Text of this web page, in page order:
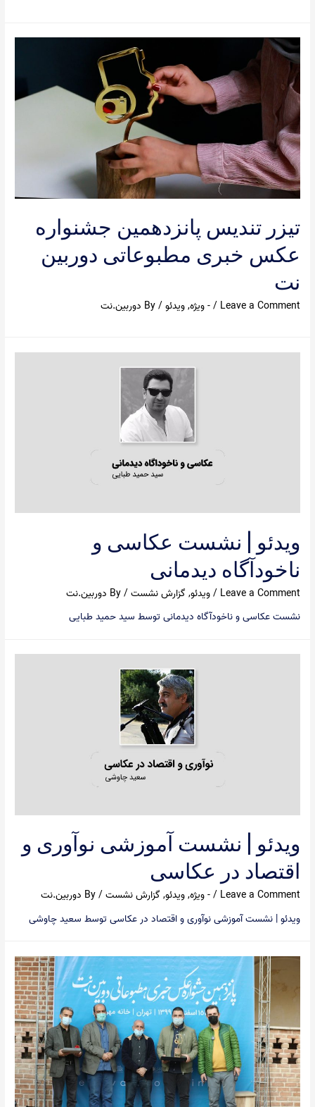
تیزر تندیس پانزدهمین جشنواره
عکس خبری مطبوعاتی دوربین
نت
Leave a Comment
/- ویژه,ویدئو/ By دوربین.نت
ویدئو | نشست عکاسی و
ناخودآگاه دیدمانی
Leave a Comment
/ویدئو, گزارش نشست/ By
دوربین.نت
نشست عکاسی و ناخودآگاه دیدمانی توسط سید حمید طبایی
ویدئو | نشست آموزشی نوآوری و
اقتصاد در عکاسی
Leave a Comment
/- ویژه,ویدئو, گزارش نشست/ By
دوربین.نت
ویدئو | نشست آموزشی نوآوری و اقتصاد در عکاسی توسط سعید چاوشی